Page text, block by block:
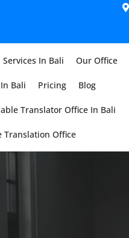
In Bali Our Office
Bali Pricing Blog
Translator Office In Bali
Translation Office